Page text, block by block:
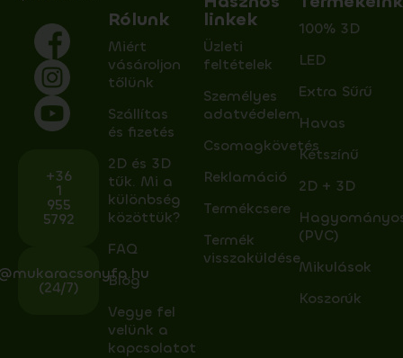
+36
1
955
5792
(24/7)
Rólunk
Miért
vásároljon
tőlünk
Szállítas
és fizetés
2D és 3D
tűk. Mi a
különbség
közöttük?
FAQ
Blog
Vegye fel
velünk a
kapcsolatot
linkek
Üzleti
feltételek
Személyes
adatvédelem
Csomagkövetés
Reklamáció
Termékcsere
Termék
visszaküldése
100% 3D
LED
Extra Sűrű
Havas
Kétszínű
2D + 3D
(PVC)
Mikulások
Koszorúk